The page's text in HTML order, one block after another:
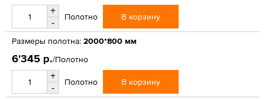
+
-
Полотно В корзину
Размеры полотна: 2000*800 мм
6'345 р./Полотно
+
-
Полотно В корзину